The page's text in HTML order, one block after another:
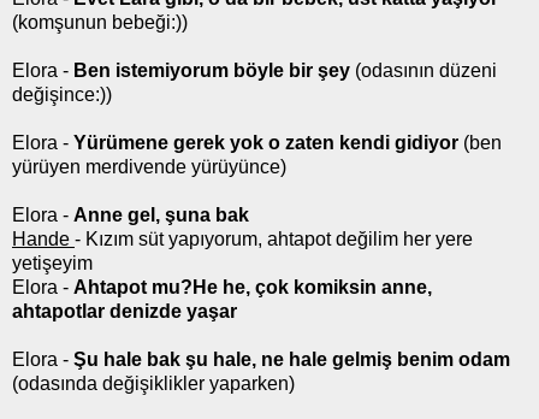
(komşunun bebeği:))
Elora - Ben istemiyorum böyle bir şey (odasının düzeni
değişince:))
Elora - Yürümene gerek yok o zaten kendi gidiyor (ben
yürüyen merdivende yürüyünce)
Elora - Anne gel, şuna bak
Hande - Kızım süt yapıyorum, ahtapot değilim her yere
yetişeyim
Elora - Ahtapot mu?He he, çok komiksin anne,
ahtapotlar denizde yaşar
Elora - Şu hale bak şu hale, ne hale gelmiş benim odam
(odasında değişiklikler yaparken)